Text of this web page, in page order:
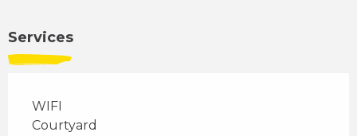
Services
WIFI
Courtyard